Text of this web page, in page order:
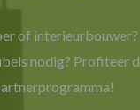
of
nodig? Profiteer